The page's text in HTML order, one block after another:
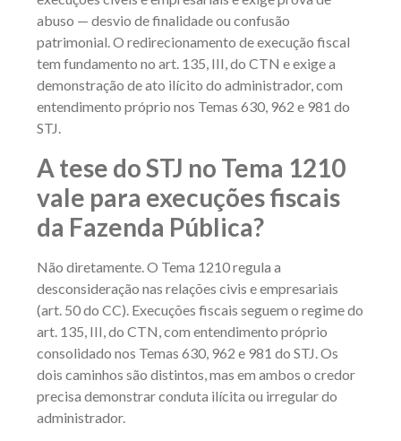
abuso — desvio de finalidade ou confusão
patrimonial. O redirecionamento de execução fiscal
tem fundamento no art. 135, III, do CTN e exige a
demonstração de ato ilícito do administrador, com
entendimento próprio nos Temas 630, 962 e 981 do
STJ.
A tese do STJ no Tema 1210
vale para execuções fiscais
da Fazenda Pública?
Não diretamente. O Tema 1210 regula a
desconsideração nas relações civis e empresariais
(art. 50 do CC). Execuções fiscais seguem o regime do
art. 135, III, do CTN, com entendimento próprio
consolidado nos Temas 630, 962 e 981 do STJ. Os
dois caminhos são distintos, mas em ambos o credor
precisa demonstrar conduta ilícita ou irregular do
administrador.